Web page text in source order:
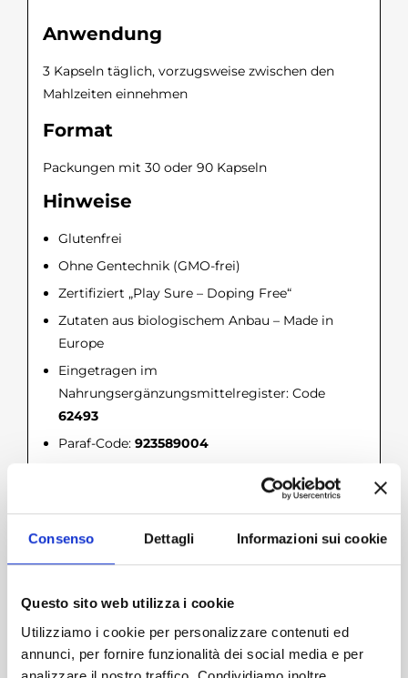
Consenso Dettagli Informazioni sui cookie
Questo sito web utilizza i cookie
Utilizziamo i cookie per personalizzare contenuti ed
annunci, per fornire funzionalità dei social media e per
Anwendung
3 Kapseln täglich, vorzugsweise zwischen den
Mahlzeiten einnehmen
Format
Packungen mit 30 oder 90 Kapseln
Hinweise
Glutenfrei
Ohne Gentechnik (GMO-frei)
Zertifiziert „Play Sure – Doping Free“
Zutaten aus biologischem Anbau – Made in
Europe
Eingetragen im
Nahrungsergänzungsmittelregister: Code
62493
Paraf-Code: 923589004
Literatur
Ganoderma lucidum (Curt.: Fr.) P. Karst. (Ling Zhi,
J. Med. Mushrooms 2002, 4 (1), 1–11
pharmacology and clinical applications of
Ganoderma P. Karst. species
(Aphyllophoromycetideae) in China. Int. J. Med.